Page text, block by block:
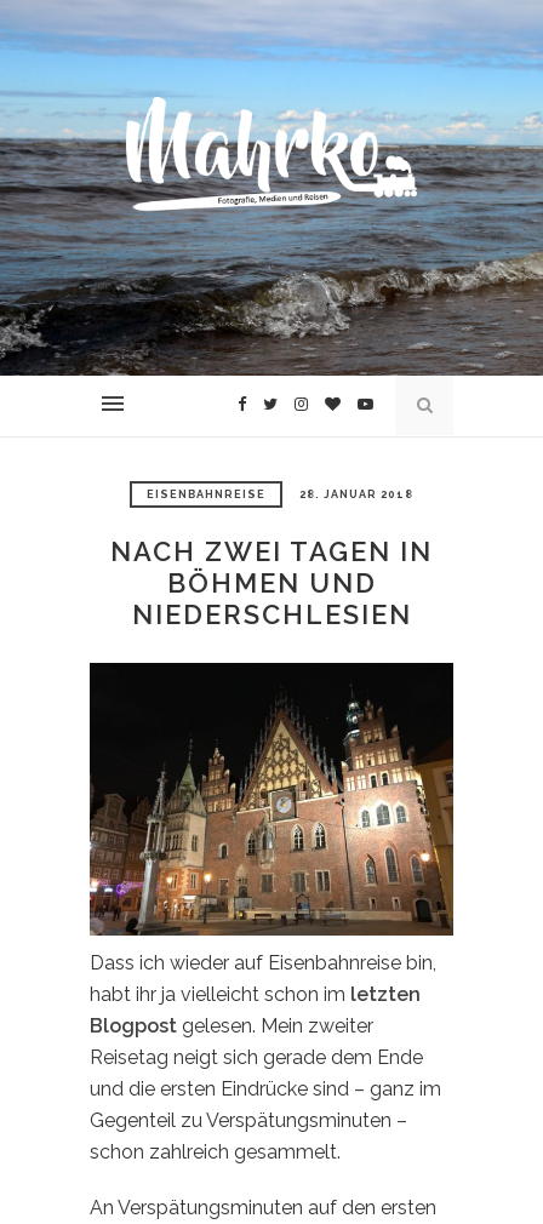
EISENBAHNREISE 28. JANUAR 2018
NACH ZWEI TAGEN IN
BÖHMEN UND
NIEDERSCHLESIEN
Dass ich wieder auf Eisenbahnreise bin,
habt ihr ja vielleicht schon im letzten
Blogpost gelesen. Mein zweiter
Reisetag neigt sich gerade dem Ende
und die ersten Eindrücke sind – ganz im
Gegenteil zu Verspätungsminuten –
schon zahlreich gesammelt.
An Verspätungsminuten auf den ersten